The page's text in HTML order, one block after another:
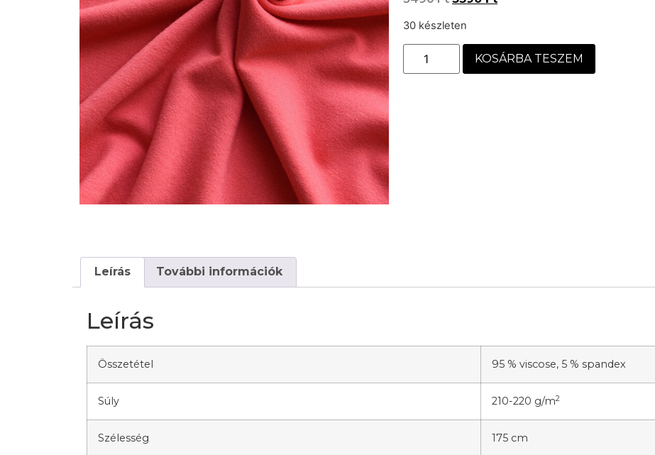
30 készleten
KOSÁRBA TESZEM
Leírás További információk
Leírás
Összetétel 95 % viscose, 5 % spandex
Súly 210-220 g/m2
Szélesség 175 cm